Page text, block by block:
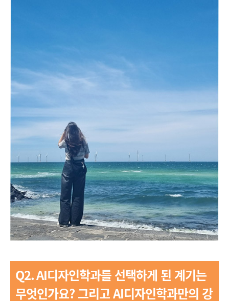
Q2. AI디자인학과를 선택하게 된 계기는
무엇인가요? 그리고 AI디자인학과만의 강